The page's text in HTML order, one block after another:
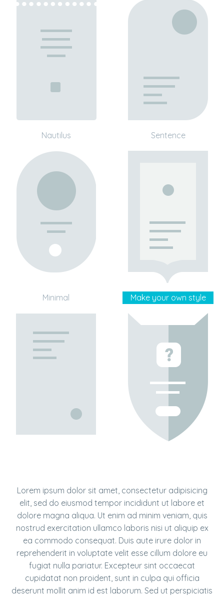
Nautilus Sentence
Minimal Make your own style
Lorem ipsum dolor sit amet, consectetur adipisicing
elit, sed do eiusmod tempor incididunt ut labore et
dolore magna aliqua. Ut enim ad minim veniam, quis
nostrud exercitation ullamco laboris nisi ut aliquip ex
ea commodo consequat. Duis aute irure dolor in
reprehenderit in voluptate velit esse cillum dolore eu
fugiat nulla pariatur. Excepteur sint occaecat
cupidatat non proident, sunt in culpa qui officia
deserunt mollit anim id est laborum. Sed ut perspiciatis